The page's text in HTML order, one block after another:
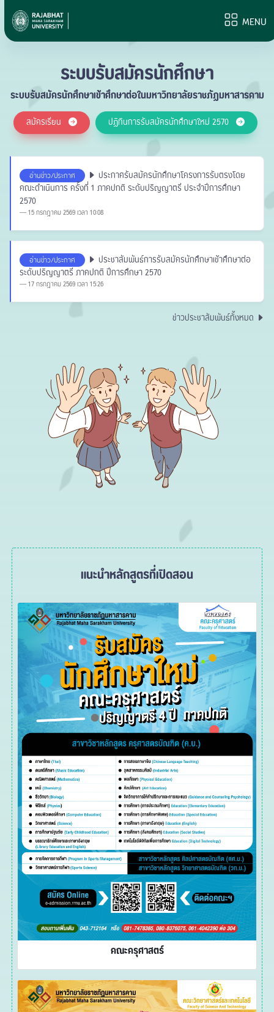
MENU
ระบบรับสมัครนักศึกษา
ระบบรับสมัครนักศึกษาเข้าศึกษาต่อในมหาวิทยาลัยราชภัฏมหาสารคาม
สมัครเรียน ปฏิทินการรับสมัครนักศึกษาใหม่ 2570
อ่านข่าว/ประกาศ ประกาศรับสมัครนักศึกษาโครงการรับตรงโดย
คณะดำเนินการ ครั้งที่ 1 ภาคปกติ ระดับปริญญาตรี ประจำปีการศึกษา
2570
15 กรกฎาคม 2569 เวลา 10:08
อ่านข่าว/ประกาศ ประชาสัมพันธ์การรับสมัครนักศึกษาเข้าศึกษาต่อ
ระดับปริญญาตรี ภาคปกติ ปีการศึกษา 2570
17 กรกฎาคม 2569 เวลา 15:26
ข่าวประชาสัมพันธ์ทั้งหมด
แนะนำหลักสูตรที่เปิดสอน
คณะครุศาสตร์